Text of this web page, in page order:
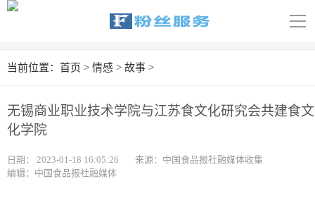
导
首页
娱乐
汽车
当前位置： 首页 > 情感 > 故事 >
无锡商业职业技术学院与江苏食文化研究会共建食文
化学院
日期： 2023-01-18 16:05:26
来源：中国食品报社融媒体收集
编辑：中国食品报社融媒体